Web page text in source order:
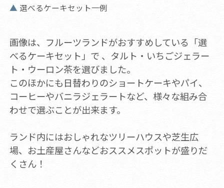
選べるケーキセット一例
画像は、フルーツランドがおすすめしている「選
べるケーキセット」で 、タルト・いちごジェラー
ト・ウーロン茶を選びました。
このほかにも日替わりのショートケーキやパイ、
コーヒーやバニラジェラートなど、様々な組み合
わせで選ぶことが出来ます。
ランド内にはおしゃれなツリーハウスや芝生広
場、お土産屋さんなどおススメスポットが盛りだ
くさん！